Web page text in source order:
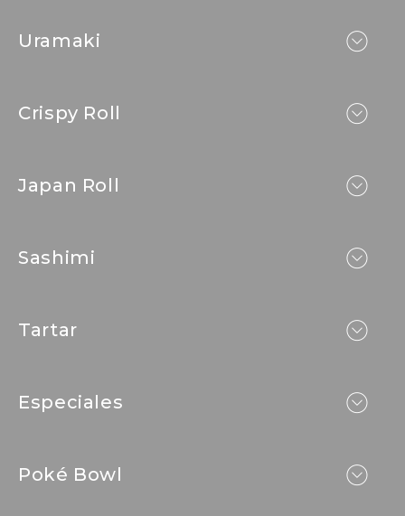
Uramaki
Crispy Roll
Japan Roll
Sashimi
Tartar
Especiales
Poké Bowl